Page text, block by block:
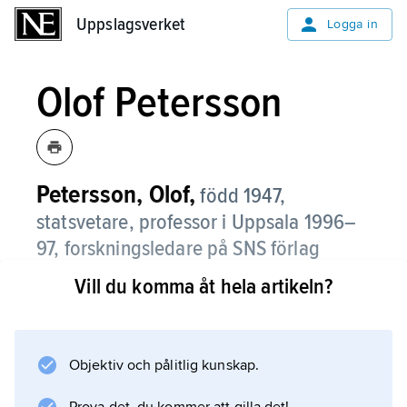
Uppslagsverket Logga in
Olof Petersson
Petersson, Olof, född 1947,
statsvetare, professor i Uppsala 1996–
97, forskningsledare på SNS förlag
1997–2009.
och medlem av
Vill du komma åt hela artikeln?
Objektiv och pålitlig kunskap.